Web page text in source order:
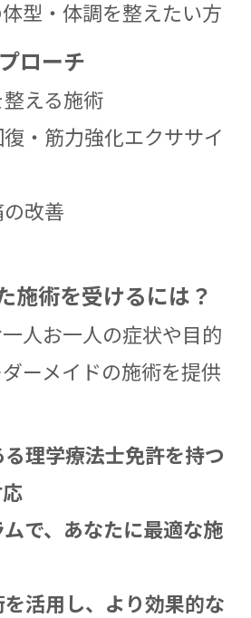
型・体調を整えたい方
ローチ
える施術
・筋力強化エクササイ
改善
施術を受けるには？
一人お一人の症状や目的
ーメイドの施術を提供
理学療法士免許を持つ
で、あなたに最適な施
活用し、より効果的な